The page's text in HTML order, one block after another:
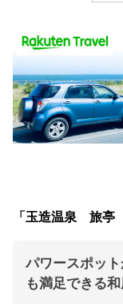
食事場所
朝食
夕食 個
チェックイン・チェ
チェックアウ
交通アクセス
「玉造温泉 旅亭
パワースポッ
も満足できる